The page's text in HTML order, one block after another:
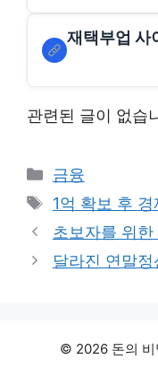
재택부업 사
관련된 글이 없습
Categories
금융
Tags
1억 확보 후
초보자를 위
달라진 연말
© 2026 돈의 비